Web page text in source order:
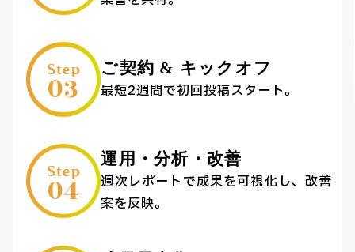
Step
03
ご契約 & キックオフ
最短2週間で初回投稿スタート。
Step
04
運用・分析・改善
週次レポートで成果を可視化し、改善
案を反映。